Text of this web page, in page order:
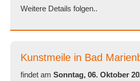
Weitere Details folgen..
Kunstmeile in Bad
findet am Sonntag, 06. Oktober